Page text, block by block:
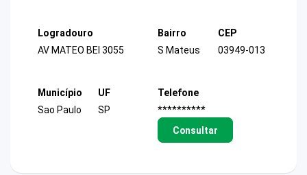
Logradouro
AV MATEO BEI 3055
Bairro
S Mateus
CEP
03949-013
Município
Sao Paulo
UF
SP
Telefone
**********
Consultar